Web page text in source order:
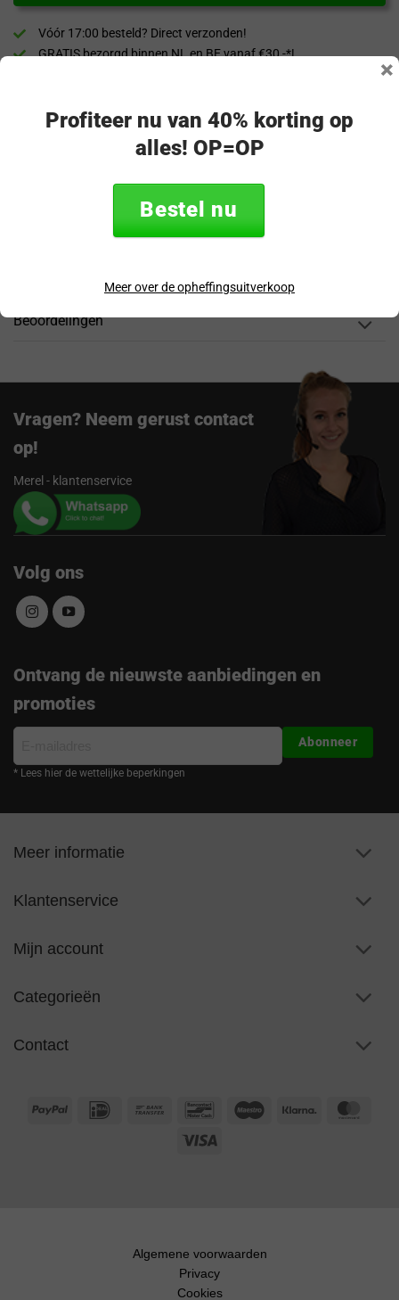
Vóór 17:00 besteld? Direct verzonden!
GRATIS bezorgd binnen NL en BE vanaf €30,-*!
“Snel en eenvoudig te bestellen. Snel geleverd!”
Productomschrijving
Beoordelingen
Vragen? Neem gerust contact
op!
Merel - klantenservice
Volg ons
Ontvang de nieuwste aanbiedingen en
promoties
mailadres
* Lees hier de wettelijke beperkingen
Abonneer
Meer informatie
Klantenservice
Mijn account
Categorieën
Contact
PayPal IDeal
Bank
BancontactMaestro Klarna
Algemene voorwaarden
Privacy
Cookies
Profiteer nu van 40% korting op
alles! OP=OP
Bestel nu
Meer over de opheffingsuitverkoop
×